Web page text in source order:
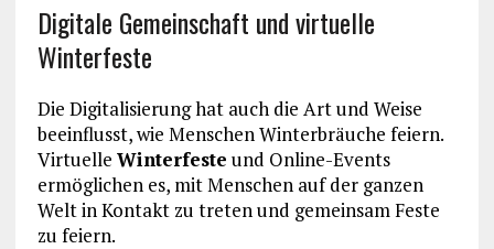
Digitale Gemeinschaft und virtuelle
Winterfeste
Die Digitalisierung hat auch die Art und Weise
beeinflusst, wie Menschen Winterbräuche feiern.
Virtuelle Winterfeste und Online-Events
ermöglichen es, mit Menschen auf der ganzen
Welt in Kontakt zu treten und gemeinsam Feste
zu feiern.